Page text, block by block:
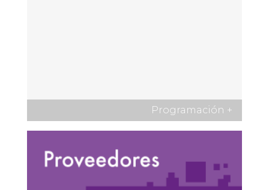
Programación +